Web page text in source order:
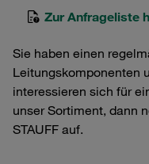
Zur Anfrageliste
Sie haben einen
Leitungskomponenten
interessieren sich für
unser Sortiment, dann
STAUFF auf.